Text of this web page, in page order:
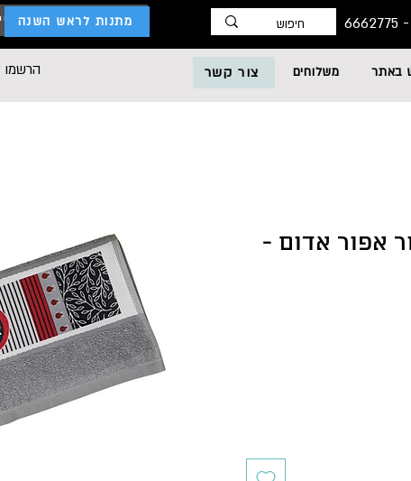
כניסת לקוחות
מתנות לראש השנה
הרשמו באתר משלוחים צור קשר
אפור אדום -